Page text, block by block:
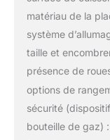
matériau de la
système
taille et
présence de
options de
sécurité
bouteille de gaz) :